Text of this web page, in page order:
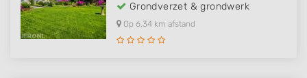
Grondverzet & grondwerk
Op 6,34 km afstand